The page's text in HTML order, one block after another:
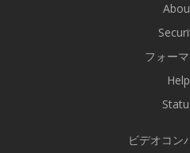
フォー
Help
ビデオコン